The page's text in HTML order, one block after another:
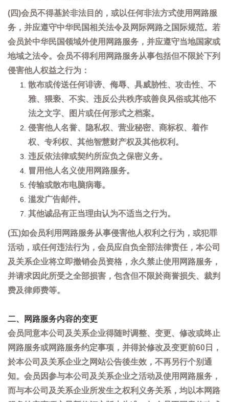
(四)会员不得基於非法目的，或以任何非法方式使用网路服
务，并应遵守中华民国相关法令及网际网路之国际规范。若
会员於中华民国领域外使用网路服务，并应遵守当地国家或
地域之法令。会员不得利用网路服务从事包括但不限於下列
侵害他人权益之行为：
散布或传送任何诽谤、侮辱、具威胁性、攻击性、不
雅、猥亵、不实、违反公共秩序或善良风俗或其他不
法之文字、图片或任何形式之档案。
侵害他人名誉、隐私权、营业秘密、商标权、着作
权、专利权、其他智慧财产权及其他权利。
违反依法律或契约所应负之保密义务。
冒用他人名义使用网路服务。
传输或散布电脑病毒。
滥发广告邮件。
其他诚品有正当理由认为不适当之行为。
(五)如会员利用网路服务从事侵害他人权利之行为，或犯罪
活动，或任何违法行为，会员应自负全部法律责任，本公司
及关系企业将立即撤销会员资格，永久禁止使用网路服务，
并请求因此所受之全部损害，包含但不限於商誉损失、裁判
费及律师费等。
二、网路服务内容的变更
会员同意本公司及关系企业得随时调整、变更、修改或终止
网路服务或网路服务约定事项，并得於修改及变更前60日，
於本公司及关系企业之网站公告後生效，不再另行个别通
知。会员因参与本公司及关系企业之活动及使用网路服务，
而与本公司及关系企业所发生之权利义务关系，均以本网路